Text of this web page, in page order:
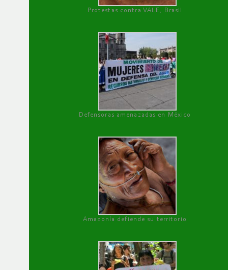
Protestas contra VALE, Brasil
Defensoras amenazadas en México
Amazonía defiende su territorio